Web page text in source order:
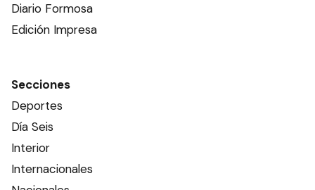
Diario Formosa
Edición Impresa
Secciones
Deportes
Día Seis
Interior
Internacionales